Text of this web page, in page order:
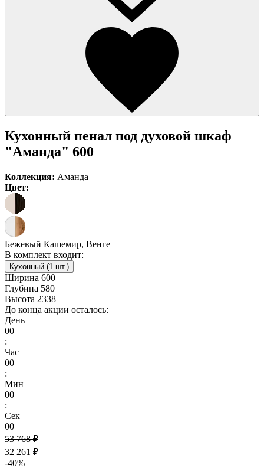
Кухонный пенал под духовой шкаф
"Аманда" 600
Коллекция: Аманда
Цвет:
Бежевый Кашемир, Венге
В комплект входит:
Кухонный (1 шт.)
Ширина 600
Глубина 580
Высота 2338
До конца акции осталось:
День
00
:
Час
00
:
Мин
00
:
Сек
00
53 768 ₽
32 261 ₽
-40%